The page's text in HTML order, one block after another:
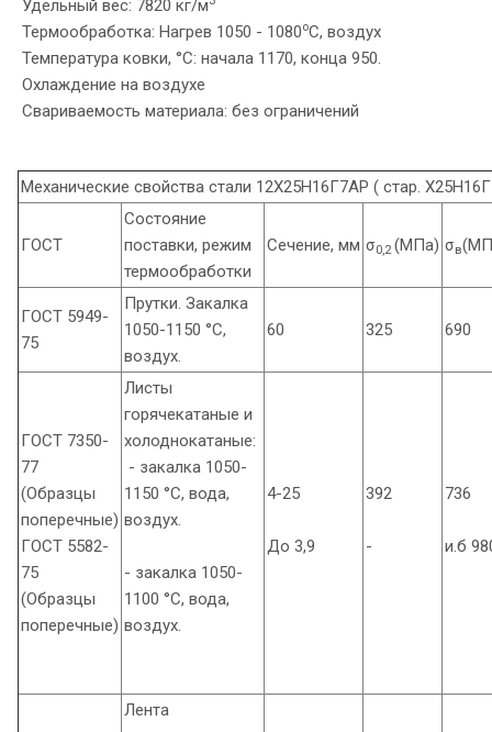
Удельный вес: 7820 кг/м
Термообработка: Нагрев 1050 - 1080oC, воздух
Температура ковки, °С: начала 1170, конца 950.
Охлаждение на воздухе
Свариваемость материала: без ограничений
Механические свойства стали 12Х25Н16Г7АР ( стар.
ГОСТ
Состояние
поставки, режим
термообработки
Сечение, мм σ0,2(МПа) σв
ГОСТ 5949-
75
Прутки. Закалка
1050-1150 °С,
воздух.
60 325 690
ГОСТ 7350-
77
(Образцы
поперечные)
ГОСТ 5582-
75
(Образцы
поперечные)
Листы
горячекатаные и
холоднокатаные:
- закалка 1050-
1150 °С, вода,
воздух.
- закалка 1050-
1100 °С, вода,
воздух.
4-25
До 3,9
392
-
736
и.б
Лента